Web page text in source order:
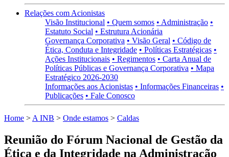
Relações com Acionistas
Visão Institucional • Quem somos • Administração •
Estatuto Social • Estrutura Acionária
Governança Corporativa • Visão Geral • Código de
Ética, Conduta e Integridade • Políticas Estratégicas •
Ações Institucionais • Regimentos • Carta Anual de
Políticas Públicas e Governança Corporativa • Mapa
Estratégico 2026-2030
Informações aos Acionistas • Informações Financeiras •
Publicações • Fale Conosco
Home > A INB > Onde estamos > Caldas
Reunião do Fórum Nacional de Gestão da
Ética e da Integridade na Administração